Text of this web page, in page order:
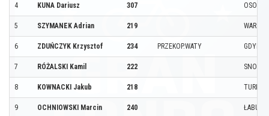
4 KUNA Dariusz 307 OSOWA
5 SZYMANEK Adrian 219
6 ZDUŃCZYK Krzysztof 234 PRZEKOP.WATY GDYNIA
7 RÓŻALSKI Kamil 222
8 KOWNACKI Jakub 218 TURKA
9 OCHNIOWSKI Marcin 240 ŁABUNIE